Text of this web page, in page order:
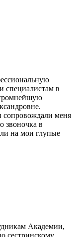
специалистам в
сопровождали меня
звоночка в
на мои глупые
Академии,
сестринскому